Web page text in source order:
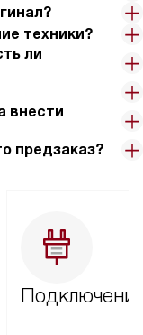
техники?
ли
внести
предзаказ?